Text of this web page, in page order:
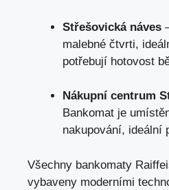
Střešovická náves
malebné čtvrti,
potřebují hotovost
Nákupní centrum
Bankomat je
nakupování, ideální
Všechny bankomaty
vybaveny moderními